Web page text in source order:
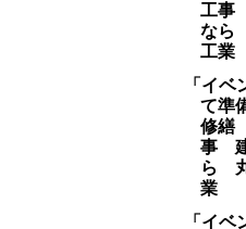
工事
なら
工業
「イベ
て準
修繕
事
ら
業
「イベ